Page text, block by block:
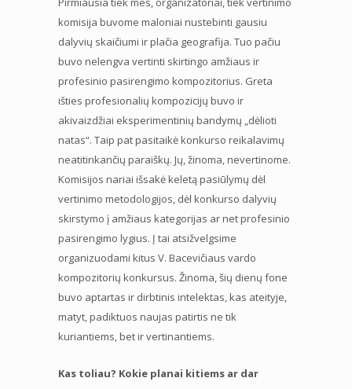
komisija buvome maloniai nustebinti gausiu
dalyvių skaičiumi ir plačia geografija. Tuo pačiu
buvo nelengva vertinti skirtingo amžiaus ir
profesinio pasirengimo kompozitorius. Greta
išties profesionalių kompozicijų buvo ir
akivaizdžiai eksperimentinių bandymų „dėlioti
natas“. Taip pat pasitaikė konkurso reikalavimų
neatitinkančių paraiškų. Jų, žinoma, nevertinome.
Komisijos nariai išsakė keletą pasiūlymų dėl
vertinimo metodologijos, dėl konkurso dalyvių
skirstymo į amžiaus kategorijas ar net profesinio
pasirengimo lygius. Į tai atsižvelgsime
organizuodami kitus V. Bacevičiaus vardo
kompozitorių konkursus. Žinoma, šių dienų fone
buvo aptartas ir dirbtinis intelektas, kas ateityje,
matyt, padiktuos naujas patirtis ne tik
kuriantiems, bet ir vertinantiems.
Kas toliau? Kokie planai kitiems ar dar